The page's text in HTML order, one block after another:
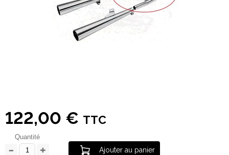
122,00 € TTC
Quantité
Ajouter au panier